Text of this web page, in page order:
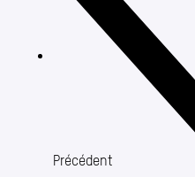
Précédent